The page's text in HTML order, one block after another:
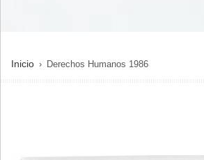
SOBRESCRIBIR
ENLACES
Inicio Derechos Humanos 1986